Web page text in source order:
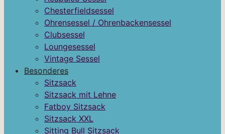
Chesterfieldsessel
Ohrensessel / Ohrenbackensessel
Clubsessel
Loungesessel
Vintage Sessel
Besonderes
Sitzsack
Sitzsack mit Lehne
Fatboy Sitzsack
Sitzsack XXL
Sitting Bull Sitzsack